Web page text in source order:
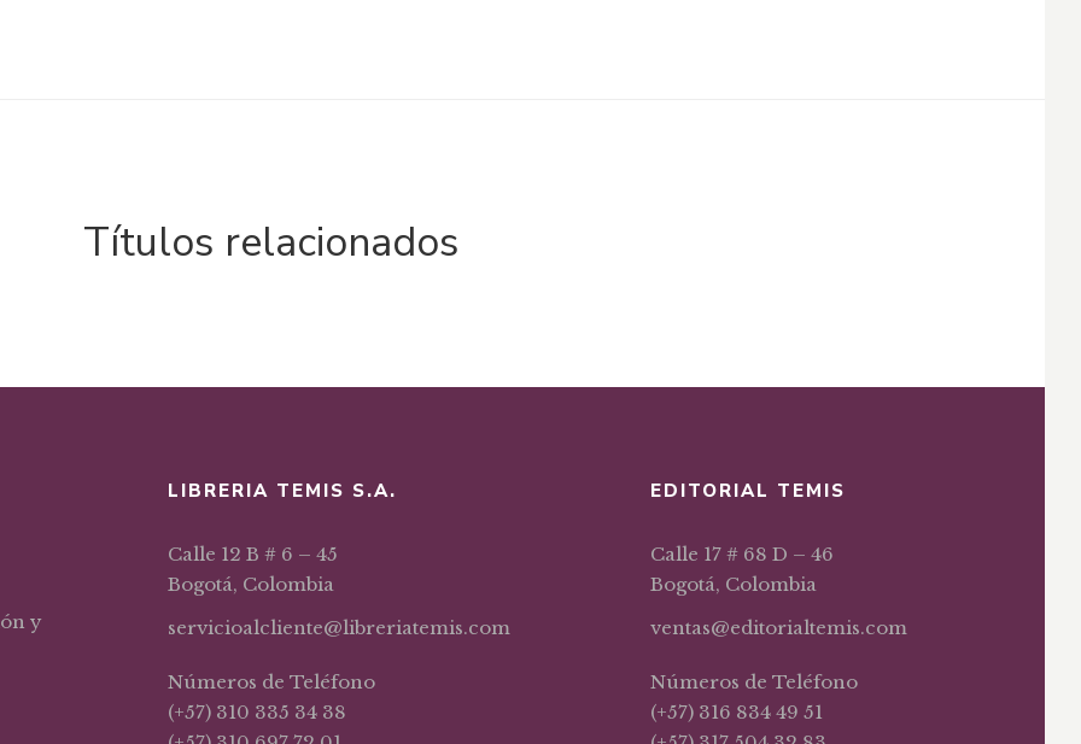
Títulos relacionados
y
LIBRERIA TEMIS S.A.
Calle 12 B # 6 – 45
Bogotá, Colombia
servicioalcliente@libreriatemis.com
Números de Teléfono
(+57) 310 335 34 38
EDITORIAL TEMIS
Calle 17 # 68 D – 46
Bogotá, Colombia
ventas@editorialtemis.com
Números de Teléfono
(+57) 316 834 49 51